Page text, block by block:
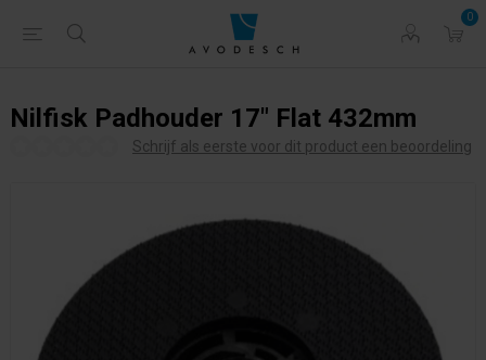
0
Nilfisk Padhouder 17" Flat 432mm
Schrijf als eerste voor dit product een beoordeling